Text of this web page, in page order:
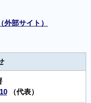
部サイト）
（代表）